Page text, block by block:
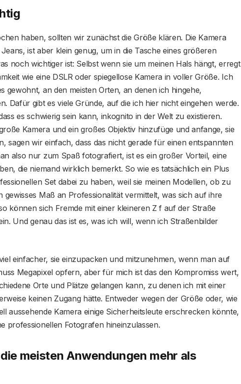
haben, sollten wir zunächst die Größe klären. Die Kamera
ist aber klein genug, um in die Tasche eines größeren
noch wichtiger ist: Selbst wenn sie um meinen Hals hängt, erregt
wie eine DSLR oder spiegellose Kamera in voller Größe. Ich
gewohnt, an den meisten Orten, an denen ich hingehe,
Dafür gibt es viele Gründe, auf die ich hier nicht eingehen werde.
es schwierig sein kann, inkognito in der Welt zu existieren.
Kamera und ein großes Objektiv hinzufüge und anfange, sie
sagen wir einfach, dass das nicht gerade für einen entspannten
also nur zum Spaß fotografiert, ist es ein großer Vorteil, eine
die niemand wirklich bemerkt. So wie es tatsächlich ein Plus
Set dabei zu haben, weil sie meinen Modellen, ob zu
Maß an Professionalität vermittelt, was sich auf ihre
können sich Fremde mit einer kleineren Z f auf der Straße
Und genau das ist es, was ich will, wenn ich Straßenbilder
einfacher, sie einzupacken und mitzunehmen, wenn man auf
Megapixel opfern, aber für mich ist das den Kompromiss wert,
Orte und Plätze gelangen kann, zu denen ich mit einer
keinen Zugang hätte. Entweder wegen der Größe oder, wie
aussehende Kamera einige Sicherheitsleute erschrecken könnte,
professionellen Fotografen hineinzulassen.
meisten Anwendungen mehr als